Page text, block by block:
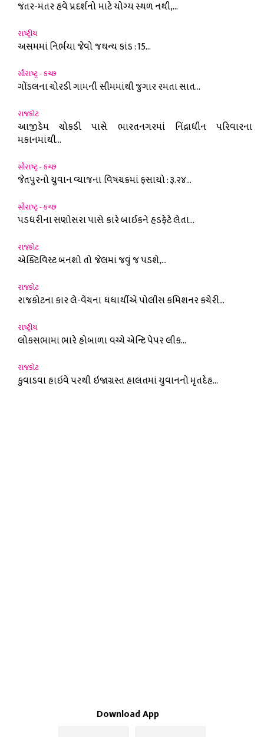
જંતર-મંતર હવે પ્રદર્શનો માટે યોગ્ય સ્થળ નથી,...
રાષ્ટ્રીય
અસમમાં નિર્ભયા જેવો જઘન્ય કાંડ : 15...
સૌરાષ્ટ્ર - કચ્છ
ગોંડલના ચોરડી ગામની સીમમાંથી જુગાર રમતા સાત...
રાજકોટ
આજીડેમ ચોકડી પાસે ભારતનગરમાં નિંદ્રાધીન પરિવારના
મકાનમાંથી...
સૌરાષ્ટ્ર - કચ્છ
જેતપુરનો યુવાન વ્યાજના વિષચક્રમાં ફસાયો : રૂ.૨૪...
સૌરાષ્ટ્ર - કચ્છ
પડધરીના સણોસરા પાસે કારે બાઈકને હડફેટે લેતા...
રાજકોટ
એક્ટિવિસ્ટ બનશો તો જેલમાં જવું જ પડશે,...
રાજકોટ
રાજકોટના કાર લે-વેંચના ધંધાર્થીએ પોલીસ કમિશનર કચેરી...
રાષ્ટ્રીય
લોકસભામાં ભારે હોબાળા વચ્ચે એન્ટિ પેપર લીક...
રાજકોટ
કુવાડવા હાઇવે પરથી ઇજાગ્રસ્ત હાલતમાં યુવાનનો મૃતદેહ...
Download App